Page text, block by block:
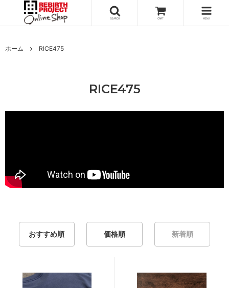
SEARCH CART MENU
ホーム RICE475
RICE475
おすすめ順 価格順 新着順